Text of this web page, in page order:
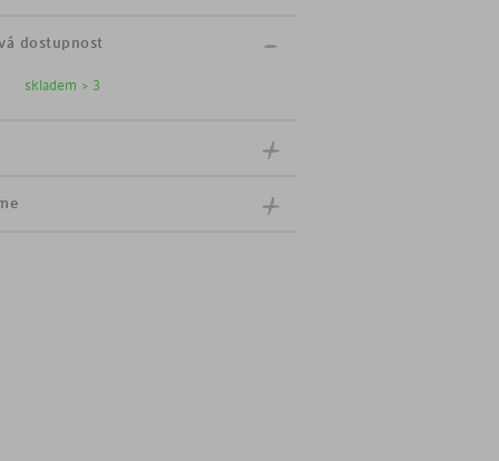
dostupnost
skladem > 3